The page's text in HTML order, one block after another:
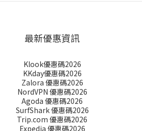
最新優惠資訊
Klook優惠碼2026
KKday優惠碼2026
Zalora 優惠碼2026
NordVPN 優惠碼2026
Agoda 優惠碼2026
SurfShark 優惠碼2026
Trip.com 優惠碼2026
Expedia 優惠碼2026